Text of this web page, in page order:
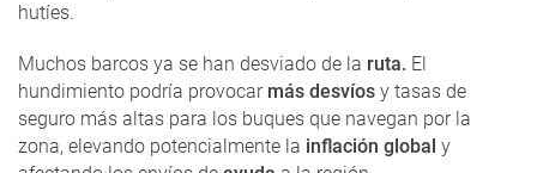
hutíes.
Muchos barcos ya se han desviado de la ruta. El
hundimiento podría provocarmás desvíos y tasas de
seguro más altas para los buques que navegan por la
zona, elevando potencialmente la inflación global y